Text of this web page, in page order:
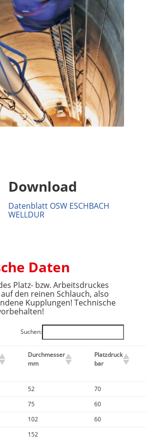
Download
Datenblatt OSW ESCHBACH
WELLDUR
Daten
Platz- bzw. Arbeitsdruckes
den reinen Schlauch, also
Kupplungen! Technische
Suchen:
Durchmesser
mm
Platzdruck
bar
52
70
75
60
102
60
152